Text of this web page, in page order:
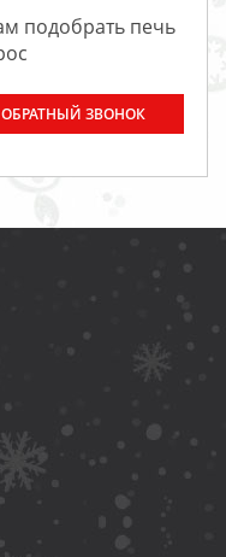
подобрать печь
ОБРАТНЫЙ ЗВОНОК